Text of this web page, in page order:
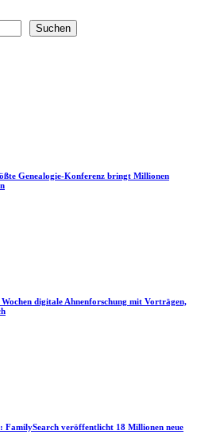
Suchen
Genealogie-Konferenz bringt Millionen
digitale Ahnenforschung mit Vorträgen,
FamilySearch veröffentlicht 18 Millionen neue